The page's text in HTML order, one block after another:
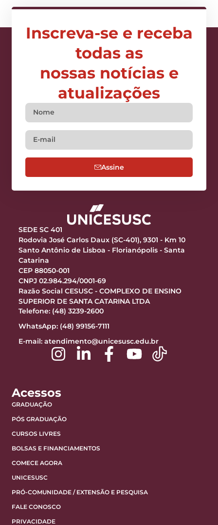
Inscreva-se e receba
todas as
nossas notícias e
atualizações
Assine
SEDE SC 401
Rodovia José Carlos Daux (SC-401), 9301 - Km 10
Santo Antônio de Lisboa - Florianópolis - Santa
Catarina
CEP 88050-001
CNPJ 02.984.294/0001-69
Razão Social CESUSC - COMPLEXO DE ENSINO
SUPERIOR DE SANTA CATARINA LTDA
Telefone: (48) 3239-2600
WhatsApp: (48) 99156-7111
E-mail: atendimento@unicesusc.edu.br
Acessos
GRADUAÇÃO
PÓS GRADUAÇÃO
CURSOS LIVRES
BOLSAS E FINANCIAMENTOS
COMECE AGORA
UNICESUSC
PRÓ-COMUNIDADE / EXTENSÃO E PESQUISA
FALE CONOSCO
PRIVACIDADE